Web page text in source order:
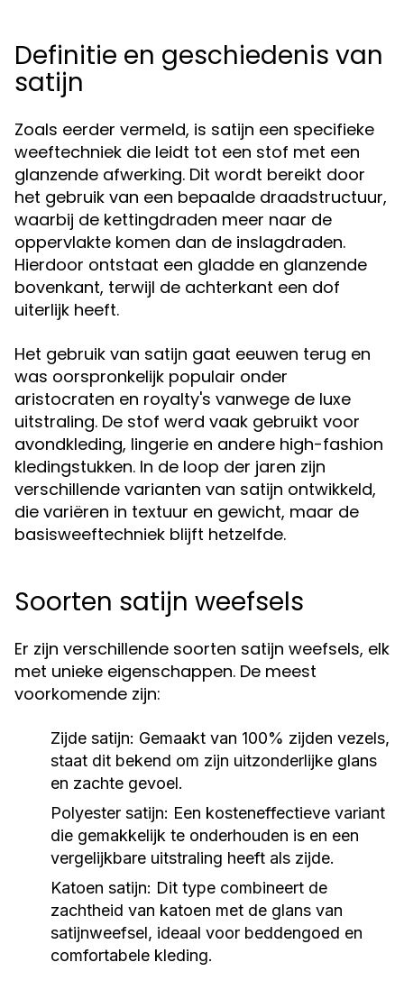
Definitie en geschiedenis van
satijn
Zoals eerder vermeld, is satijn een specifieke
weeftechniek die leidt tot een stof met een
glanzende afwerking. Dit wordt bereikt door
het gebruik van een bepaalde draadstructuur,
waarbij de kettingdraden meer naar de
oppervlakte komen dan de inslagdraden.
Hierdoor ontstaat een gladde en glanzende
bovenkant, terwijl de achterkant een dof
uiterlijk heeft.
Het gebruik van satijn gaat eeuwen terug en
was oorspronkelijk populair onder
aristocraten en royalty's vanwege de luxe
uitstraling. De stof werd vaak gebruikt voor
avondkleding, lingerie en andere high-fashion
kledingstukken. In de loop der jaren zijn
verschillende varianten van satijn ontwikkeld,
die variëren in textuur en gewicht, maar de
basisweeftechniek blijft hetzelfde.
Soorten satijn weefsels
Er zijn verschillende soorten satijn weefsels, elk
met unieke eigenschappen. De meest
voorkomende zijn:
Zijde satijn: Gemaakt van 100% zijden vezels,
staat dit bekend om zijn uitzonderlijke glans
en zachte gevoel.
Polyester satijn: Een kosteneffectieve variant
die gemakkelijk te onderhouden is en een
vergelijkbare uitstraling heeft als zijde.
Katoen satijn: Dit type combineert de
zachtheid van katoen met de glans van
satijnweefsel, ideaal voor beddengoed en
comfortabele kleding.